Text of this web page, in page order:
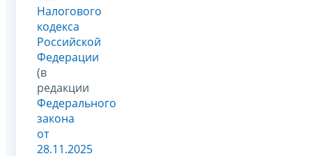
Налогового
кодекса
Российской
Федерации
(в
редакции
Федерального
закона
от
28.11.2025